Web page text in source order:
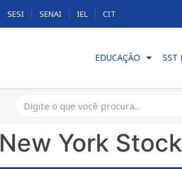
SESI SENAI IEL CIT
EDUCAÇÃO SST
New York